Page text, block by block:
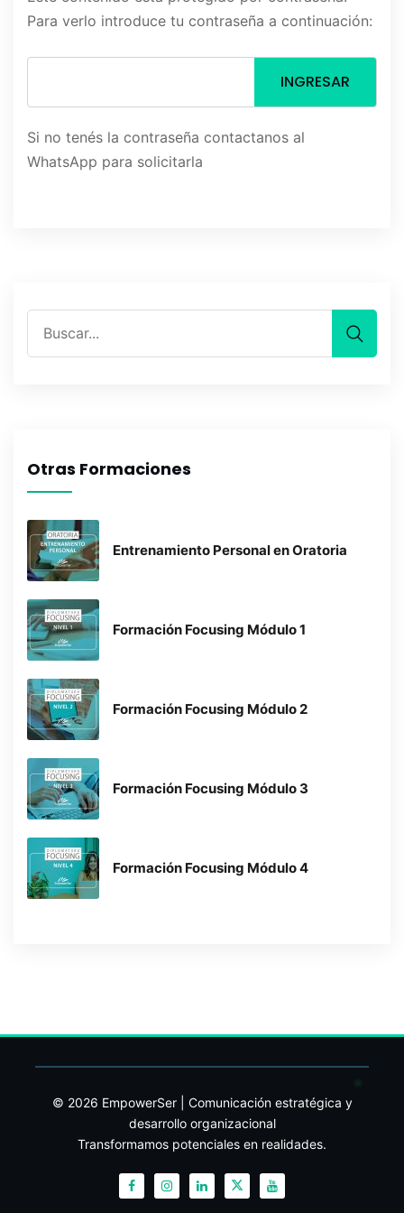
Para verlo introduce tu contraseña a continuación:
Si no tenés la contraseña contactanos al
WhatsApp para solicitarla
Otras Formaciones
Entrenamiento Personal en Oratoria
Formación Focusing Módulo 1
Formación Focusing Módulo 2
Formación Focusing Módulo 3
Formación Focusing Módulo 4
© 2026 EmpowerSer | Comunicación estratégica y
desarrollo organizacional
Transformamos potenciales en realidades.